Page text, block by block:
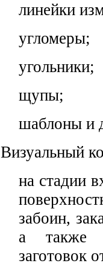
линейки
угломеры;
угольники;
щупы;
шаблоны и
Визуальный
на стадии
забоин,
а также
заготовок